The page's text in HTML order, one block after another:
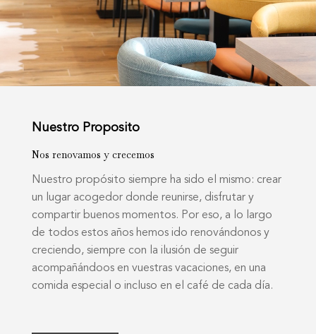
Nuestro Proposito
Nos renovamos y crecemos
Nuestro propósito siempre ha sido el mismo: crear
un lugar acogedor donde reunirse, disfrutar y
compartir buenos momentos. Por eso, a lo largo
de todos estos años hemos ido renovándonos y
creciendo, siempre con la ilusión de seguir
acompañándoos en vuestras vacaciones, en una
comida especial o incluso en el café de cada día.